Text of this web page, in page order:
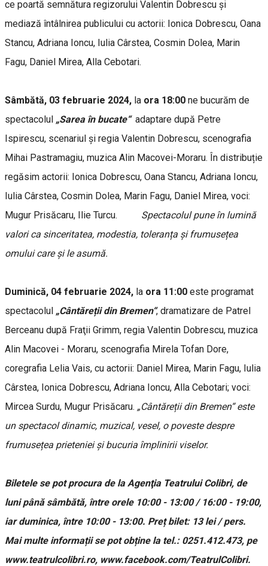
ce poartă semnătura regizorului Valentin Dobrescu și
mediază întâlnirea publicului cu actorii: Ionica Dobrescu, Oana
Stancu, Adriana Ioncu, Iulia Cârstea, Cosmin Dolea, Marin
Fagu, Daniel Mirea, Alla Cebotari.
Sâmbătă, 03 februarie 2024, la ora 18:00 ne bucurăm de
spectacolul „Sarea în bucate“ adaptare după Petre
Ispirescu, scenariul şi regia Valentin Dobrescu, scenografia
Mihai Pastramagiu, muzica Alin Macovei-Moraru. În distribuție
regăsim actorii: Ionica Dobrescu, Oana Stancu, Adriana Ioncu,
Iulia Cârstea, Cosmin Dolea, Marin Fagu, Daniel Mirea, voci:
Mugur Prisăcaru, Ilie Turcu. Spectacolul pune în lumină
valori ca sinceritatea, modestia, toleranța și frumusețea
omului care și le asumă.
Duminică, 04 februarie 2024, la ora 11:00 este programat
spectacolul „Cântăreții din Bremen“, dramatizare de Patrel
Berceanu după Fraţii Grimm, regia Valentin Dobrescu, muzica
Alin Macovei - Moraru, scenografia Mirela Tofan Dore,
coregrafia Lelia Vais, cu actorii: Daniel Mirea, Marin Fagu, Iulia
Cârstea, Ionica Dobrescu, Adriana Ioncu, Alla Cebotari; voci:
Mircea Surdu, Mugur Prisăcaru. „Cântăreții din Bremen“ este
un spectacol dinamic, muzical, vesel, o poveste despre
frumusețea prieteniei și bucuria împlinirii viselor.
Biletele se pot procura de la Agenţia Teatrului Colibri, de
luni până sâmbătă, între orele 10:00 - 13:00 / 16:00 - 19:00,
iar duminica, între 10:00 - 13:00. Preț bilet: 13 lei / pers.
Mai multe informații se pot obține la tel.: 0251.412.473, pe
www.teatrulcolibri.ro, www.facebook.com/TeatrulColibri.